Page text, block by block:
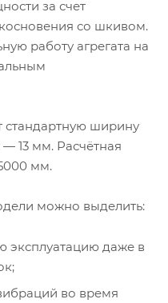
за счет
со шкивом.
работу агрегата на
стандартную ширину
13 мм. Расчётная
мм.
можно выделить:
эксплуатацию даже в
во время